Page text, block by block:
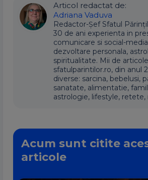
Articol redactat de:
Adriana Vaduva
Redactor-Șef Sfatul
30 de ani experienta in
comunicare si social-
dezvoltare personala,
spiritualitate. Mii de
sfatulparintilor.ro, din anul
diverse: sarcina, bebelusi,
sanatate, alimentatie,
astrologie, lifestyle, retete,
Acum sunt citite
articole